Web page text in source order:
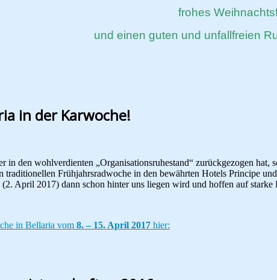
frohes
und einen guten und unfallfreien
in der Karwoche!
in den wohlverdienten „Organisationsruhestand“ zurückgezogen
traditionellen Frühjahrsradwoche in den bewährten Hotels Principe
April 2017) dann schon hinter uns liegen wird und hoffen auf starke
in Bellaria vom 8. – 15. April 2017 hier: